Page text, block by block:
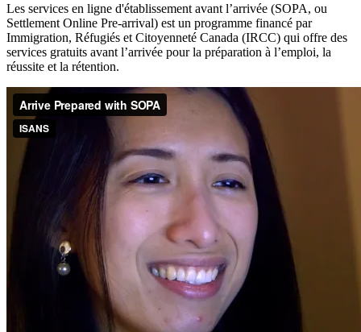
Les services en ligne d'établissement avant l’arrivée (SOPA, ou
Settlement Online Pre-arrival) est un programme financé par
Immigration, Réfugiés et Citoyenneté Canada (IRCC) qui offre des
services gratuits avant l’arrivée pour la préparation à l’emploi, la
réussite et la rétention.